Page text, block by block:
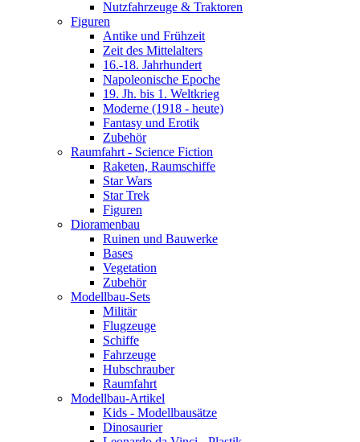
Nutzfahrzeuge & Traktoren
Figuren
Antike und Frühzeit
Zeit des Mittelalters
16.-18. Jahrhundert
Napoleonische Epoche
19. Jh. bis 1. Weltkrieg
Moderne (1918 - heute)
Fantasy und Erotik
Zubehör
Raumfahrt - Science Fiction
Raketen, Raumschiffe
Star Wars
Star Trek
Figuren
Dioramenbau
Ruinen und Bauwerke
Bases
Vegetation
Zubehör
Modellbau-Sets
Militär
Flugzeuge
Schiffe
Fahrzeuge
Hubschrauber
Raumfahrt
Modellbau-Artikel
Kids - Modellbausätze
Dinosaurier